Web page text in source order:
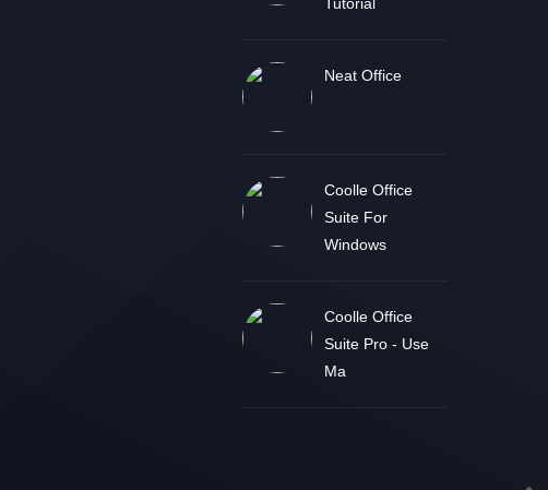
Neat Office
Coolle Office
Suite For
Windows
Coolle Office
Suite Pro - Use
Ma